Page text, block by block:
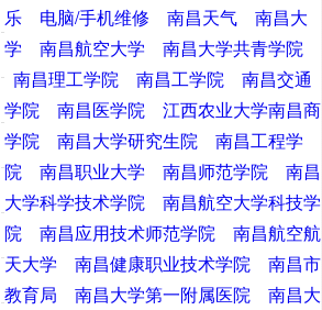
乐
电脑/手机维修 南昌天气
南昌大
学
南昌航空大学
南昌大学共青学院
南昌理工学院
南昌工学院
南昌交通
学院
南昌医学院
江西农业大学南昌商
学院
南昌大学研究生院
南昌工程学
院
南昌职业大学 南昌师范学院
南昌
大学科学技术学院
南昌航空大学科技学
院
南昌应用技术师范学院
南昌航空航
天大学
南昌健康职业技术学院
南昌市
教育局
南昌大学第一附属医院
南昌大